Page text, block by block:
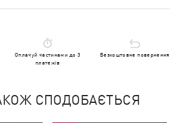
Оплачуй частинами до 3
платежів
Безкоштовне повернення
СПОДОБАЄТЬСЯ